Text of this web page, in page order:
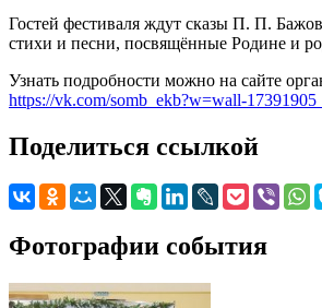
Гостей фестиваля ждут сказы П. П.
стихи и песни, посвящённые Родине и
Узнать подробности можно на сайте
https://vk.com/somb_ekb?w=wall-
Поделиться ссылкой
Фотографии события